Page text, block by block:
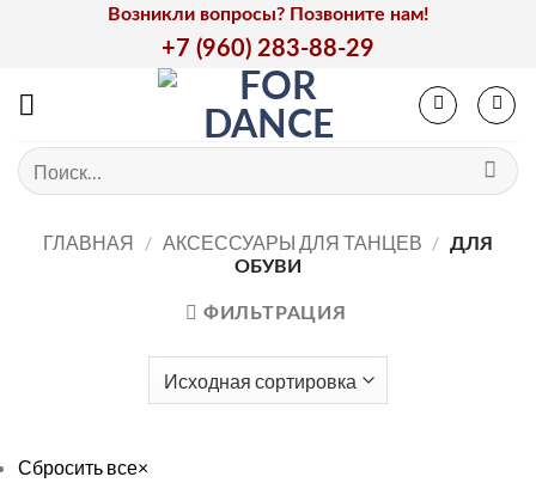
Возникли вопросы? Позвоните нам!
+7 (960) 283-88-29
Искать:
ГЛАВНАЯ / АКСЕССУАРЫ ДЛЯ ТАНЦЕВ / ДЛЯ
ОБУВИ
ФИЛЬТРАЦИЯ
Сбросить все×